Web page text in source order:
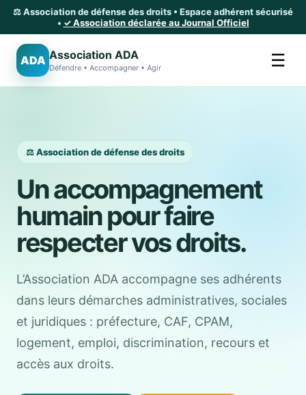
⚖️ Association de défense des droits • Espace adhérent sécurisé
• ✓ Association déclarée au Journal Officiel
ADA Association ADA
Défendre • Accompagner • Agir ☰
⚖️ Association de défense des droits
Un accompagnement
humain pour faire
respecter vos droits.
L’Association ADA accompagne ses adhérents
dans leurs démarches administratives, sociales
et juridiques : préfecture, CAF, CPAM,
logement, emploi, discrimination, recours et
accès aux droits.